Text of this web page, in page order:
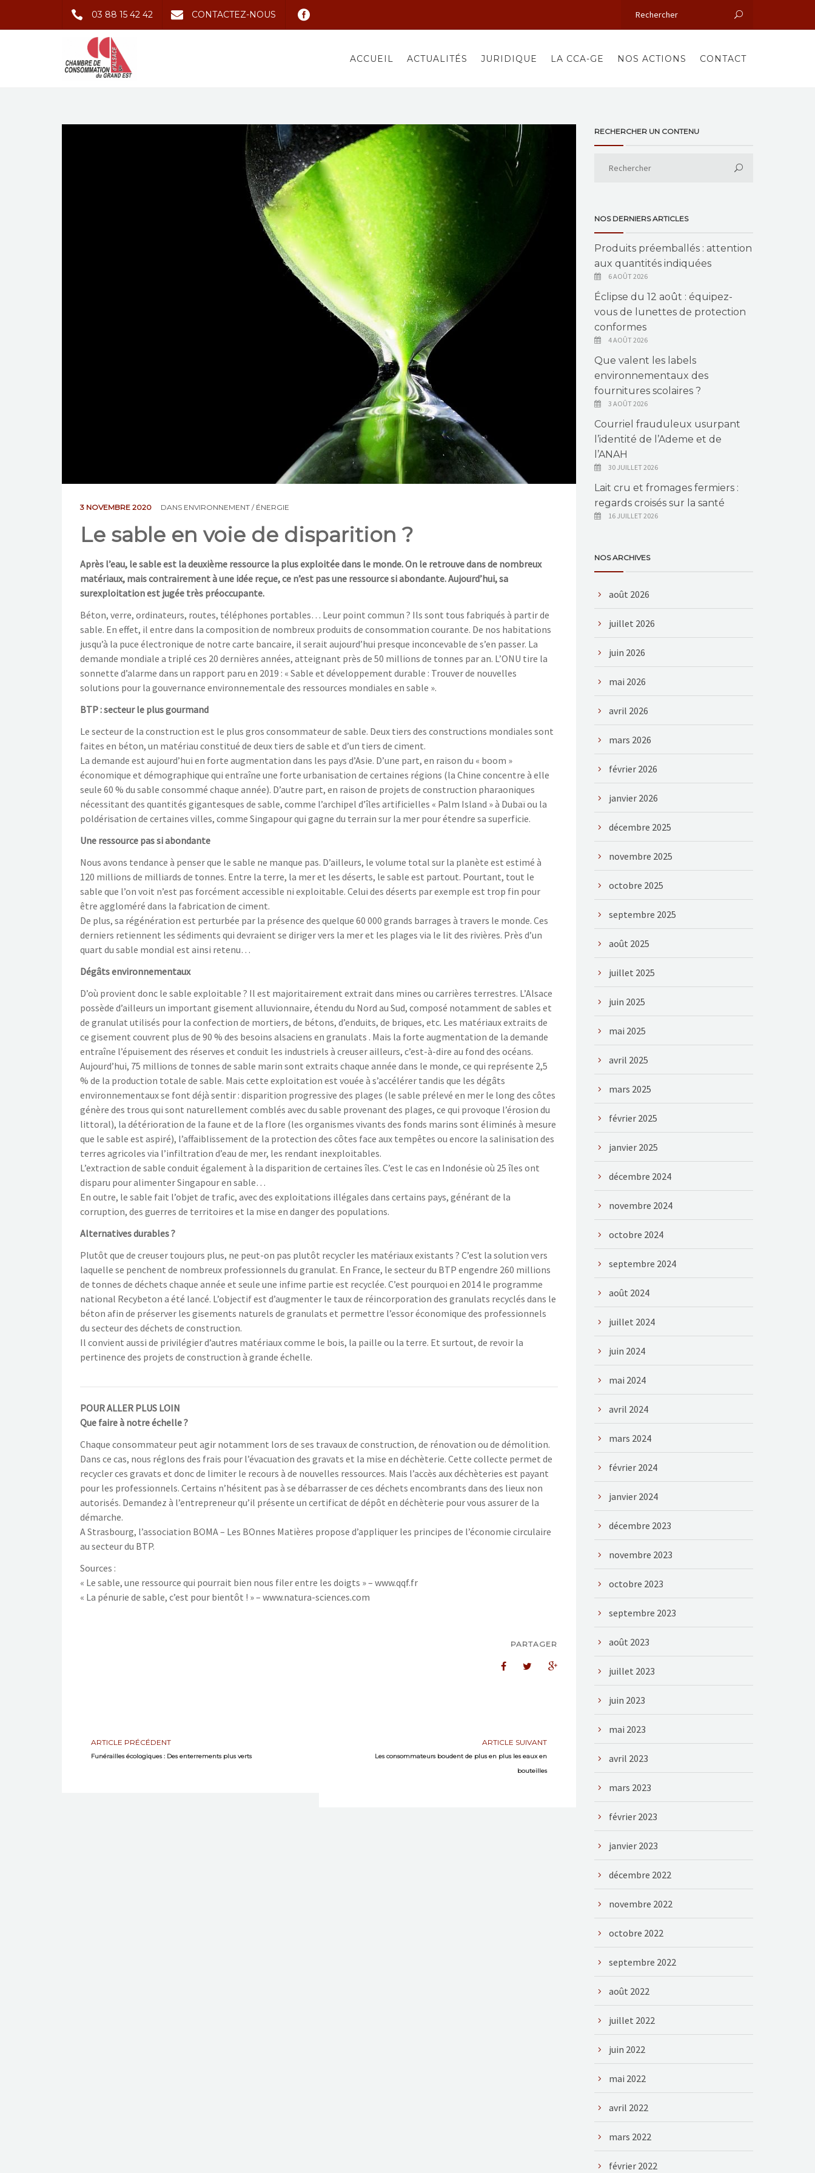
03 88 15 42 42 CONTACTEZ-NOUS
ACCUEIL ACTUALITÉS JURIDIQUE LA CCA-GE NOS ACTIONS CONTACT
3 NOVEMBRE 2020 DANS ENVIRONNEMENT / ÉNERGIE
Le sable en voie de disparition ?
Après l’eau, le sable est la deuxième ressource la plus exploitée dans le monde. On le retrouve dans de nombreux
matériaux, mais contrairement à une idée reçue, ce n’est pas une ressource si abondante. Aujourd’hui, sa
surexploitation est jugée très préoccupante.
Béton, verre, ordinateurs, routes, téléphones portables… Leur point commun ? Ils sont tous fabriqués à partir de
sable. En effet, il entre dans la composition de nombreux produits de consommation courante. De nos habitations
jusqu’à la puce électronique de notre carte bancaire, il serait aujourd’hui presque inconcevable de s’en passer. La
demande mondiale a triplé ces 20 dernières années, atteignant près de 50 millions de tonnes par an. L’ONU tire la
sonnette d’alarme dans un rapport paru en 2019 : « Sable et développement durable : Trouver de nouvelles
solutions pour la gouvernance environnementale des ressources mondiales en sable ».
BTP : secteur le plus gourmand
Le secteur de la construction est le plus gros consommateur de sable. Deux tiers des constructions mondiales sont
faites en béton, un matériau constitué de deux tiers de sable et d’un tiers de ciment.
La demande est aujourd’hui en forte augmentation dans les pays d’Asie. D’une part, en raison du « boom »
économique et démographique qui entraîne une forte urbanisation de certaines régions (la Chine concentre à elle
seule 60 % du sable consommé chaque année). D’autre part, en raison de projets de construction pharaoniques
nécessitant des quantités gigantesques de sable, comme l’archipel d’îles artificielles « Palm Island » à Dubaï ou la
poldérisation de certaines villes, comme Singapour qui gagne du terrain sur la mer pour étendre sa superficie.
Une ressource pas si abondante
Nous avons tendance à penser que le sable ne manque pas. D’ailleurs, le volume total sur la planète est estimé à
120 millions de milliards de tonnes. Entre la terre, la mer et les déserts, le sable est partout. Pourtant, tout le
sable que l’on voit n’est pas forcément accessible ni exploitable. Celui des déserts par exemple est trop fin pour
être aggloméré dans la fabrication de ciment.
De plus, sa régénération est perturbée par la présence des quelque 60 000 grands barrages à travers le monde. Ces
derniers retiennent les sédiments qui devraient se diriger vers la mer et les plages via le lit des rivières. Près d’un
quart du sable mondial est ainsi retenu…
Dégâts environnementaux
D’où provient donc le sable exploitable ? Il est majoritairement extrait dans mines ou carrières terrestres. L’Alsace
possède d’ailleurs un important gisement alluvionnaire, étendu du Nord au Sud, composé notamment de sables et
de granulat utilisés pour la confection de mortiers, de bétons, d’enduits, de briques, etc. Les matériaux extraits de
ce gisement couvrent plus de 90 % des besoins alsaciens en granulats . Mais la forte augmentation de la demande
entraîne l’épuisement des réserves et conduit les industriels à creuser ailleurs, c’est-à-dire au fond des océans.
Aujourd’hui, 75 millions de tonnes de sable marin sont extraits chaque année dans le monde, ce qui représente 2,5
% de la production totale de sable. Mais cette exploitation est vouée à s’accélérer tandis que les dégâts
environnementaux se font déjà sentir : disparition progressive des plages (le sable prélevé en mer le long des côtes
génère des trous qui sont naturellement comblés avec du sable provenant des plages, ce qui provoque l’érosion du
littoral), la détérioration de la faune et de la flore (les organismes vivants des fonds marins sont éliminés à mesure
que le sable est aspiré), l’affaiblissement de la protection des côtes face aux tempêtes ou encore la salinisation des
terres agricoles via l’infiltration d’eau de mer, les rendant inexploitables.
L’extraction de sable conduit également à la disparition de certaines îles. C’est le cas en Indonésie où 25 îles ont
disparu pour alimenter Singapour en sable…
En outre, le sable fait l’objet de trafic, avec des exploitations illégales dans certains pays, générant de la
corruption, des guerres de territoires et la mise en danger des populations.
Alternatives durables ?
Plutôt que de creuser toujours plus, ne peut-on pas plutôt recycler les matériaux existants ? C’est la solution vers
laquelle se penchent de nombreux professionnels du granulat. En France, le secteur du BTP engendre 260 millions
de tonnes de déchets chaque année et seule une infime partie est recyclée. C’est pourquoi en 2014 le programme
national Recybeton a été lancé. L’objectif est d’augmenter le taux de réincorporation des granulats recyclés dans le
béton afin de préserver les gisements naturels de granulats et permettre l’essor économique des professionnels
du secteur des déchets de construction.
Il convient aussi de privilégier d’autres matériaux comme le bois, la paille ou la terre. Et surtout, de revoir la
pertinence des projets de construction à grande échelle.
POUR ALLER PLUS LOIN
Que faire à notre échelle ?
Chaque consommateur peut agir notamment lors de ses travaux de construction, de rénovation ou de démolition.
Dans ce cas, nous réglons des frais pour l’évacuation des gravats et la mise en déchèterie. Cette collecte permet de
recycler ces gravats et donc de limiter le recours à de nouvelles ressources. Mais l’accès aux déchèteries est payant
pour les professionnels. Certains n’hésitent pas à se débarrasser de ces déchets encombrants dans des lieux non
autorisés. Demandez à l’entrepreneur qu’il présente un certificat de dépôt en déchèterie pour vous assurer de la
démarche.
A Strasbourg, l’association BOMA – Les BOnnes Matières propose d’appliquer les principes de l’économie circulaire
au secteur du BTP.
Sources :
« Le sable, une ressource qui pourrait bien nous filer entre les doigts » – www.qqf.fr
« La pénurie de sable, c’est pour bientôt ! » – www.natura-sciences.com
PARTAGER
ARTICLE PRÉCÉDENT
Funérailles écologiques : Des enterrements plus verts
ARTICLE SUIVANT
Les consommateurs boudent de plus en plus les eaux en
bouteilles
RECHERCHER UN CONTENU
NOS DERNIERS ARTICLES
Produits préemballés : attention
aux quantités indiquées
6 AOÛT 2026
Éclipse du 12 août : équipez-
vous de lunettes de protection
conformes
4 AOÛT 2026
Que valent les labels
environnementaux des
fournitures scolaires ?
3 AOÛT 2026
Courriel frauduleux usurpant
l’identité de l’Ademe et de
l’ANAH
30 JUILLET 2026
Lait cru et fromages fermiers :
regards croisés sur la santé
16 JUILLET 2026
NOS ARCHIVES
août 2026
juillet 2026
juin 2026
mai 2026
avril 2026
mars 2026
février 2026
janvier 2026
décembre 2025
novembre 2025
octobre 2025
septembre 2025
août 2025
juillet 2025
juin 2025
mai 2025
avril 2025
mars 2025
février 2025
janvier 2025
décembre 2024
novembre 2024
octobre 2024
septembre 2024
août 2024
juillet 2024
juin 2024
mai 2024
avril 2024
mars 2024
février 2024
janvier 2024
décembre 2023
novembre 2023
octobre 2023
septembre 2023
août 2023
juillet 2023
juin 2023
mai 2023
avril 2023
mars 2023
février 2023
janvier 2023
décembre 2022
novembre 2022
octobre 2022
septembre 2022
août 2022
juillet 2022
juin 2022
mai 2022
avril 2022
mars 2022
février 2022